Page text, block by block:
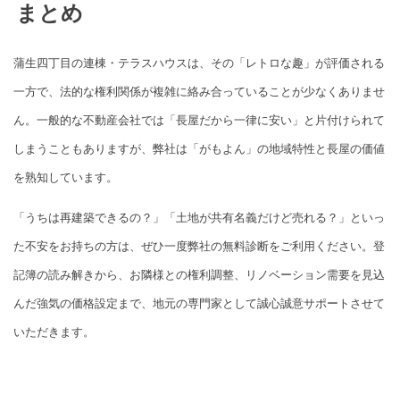
まとめ
蒲生四丁目の連棟・テラスハウスは、その「レトロな趣」が評価される
一方で、法的な権利関係が複雑に絡み合っていることが少なくありませ
ん。一般的な不動産会社では「長屋だから一律に安い」と片付けられて
しまうこともありますが、弊社は「がもよん」の地域特性と長屋の価値
を熟知しています。
「うちは再建築できるの？」「土地が共有名義だけど売れる？」といっ
た不安をお持ちの方は、ぜひ一度弊社の無料診断をご利用ください。登
記簿の読み解きから、お隣様との権利調整、リノベーション需要を見込
んだ強気の価格設定まで、地元の専門家として誠心誠意サポートさせて
いただきます。